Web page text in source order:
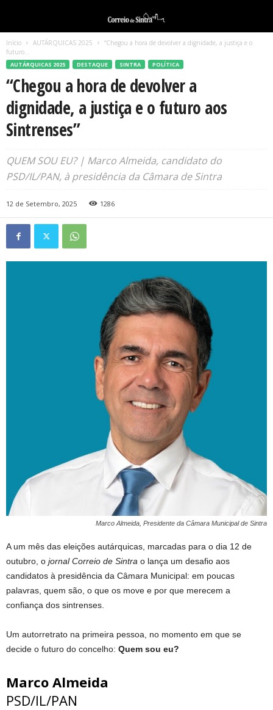
Início AUTÁRQUICAS 2025
“Chegou a hora de devolver a dignidade, a justiça e o
futuro...
AUTÁRQUICAS 2025 DESTAQUE SINTRA POLÍTICA
“Chegou a hora de devolver a
dignidade, a justiça e o futuro aos
Sintrenses”
QUEM SOU EU? | Marco Almeida, candidato do
PSD/IL/PAN, à presidência da Câmara de Sintra
12 de Setembro, 2025 1286
Marco Almeida, Presidente da Câmara Municipal de Sintra
A um mês das eleições autárquicas, marcadas para o dia 12 de
outubro, o jornal Correio de Sintra o lança um desafio aos
candidatos à presidência da Câmara Municipal: em poucas
palavras, quem são, o que os move e por que merecem a
confiança dos sintrenses.
Um autorretrato na primeira pessoa, no momento em que se
decide o futuro do concelho: Quem sou eu?
Marco Almeida
PSD/IL/PAN